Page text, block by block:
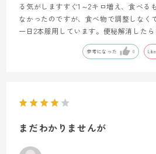
る気がしますすぐ1～2キロ増え、食べる
なかったのですが、食べ物で調整しなく
一日2本服用しています。便秘解消したら
参考になった 0
まだわかりませんが